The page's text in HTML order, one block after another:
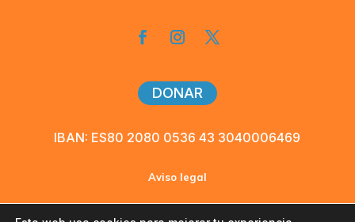
DONAR
IBAN: ES80 2080 0536 43 3040006469
Aviso legal
Política de privacidad